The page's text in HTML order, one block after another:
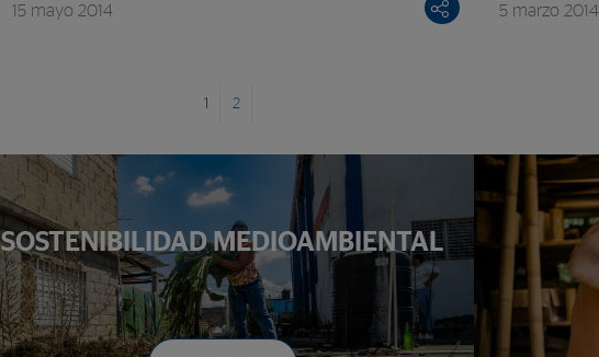
15 mayo 2014 5 marzo 2014
1 2
SOSTENIBILIDAD MEDIOAMBIENTAL